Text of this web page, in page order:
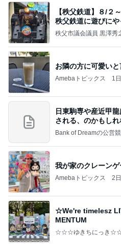
【秩父鉄道】８/
秩父鉄道に遊びに
秩父市議会議員 黒澤秀
お隣の方に可愛い
Amebaトピックス 1
日東駒専や産近甲
される、のかもしれ
Bank of Dreamの公営
我が家のクレーン
Amebaトピックス 2
☆We're timelesz
MENTUM
☆☆☆ゆきちにっき